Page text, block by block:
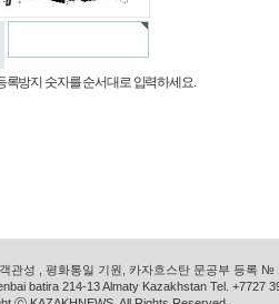
록방지 숫자를 순서대로 입력하세요.
관성 , 평화통일 기원, 카자흐스탄 문공부 등록
batira 214-13 Almaty Kazakhstan Tel. +7727